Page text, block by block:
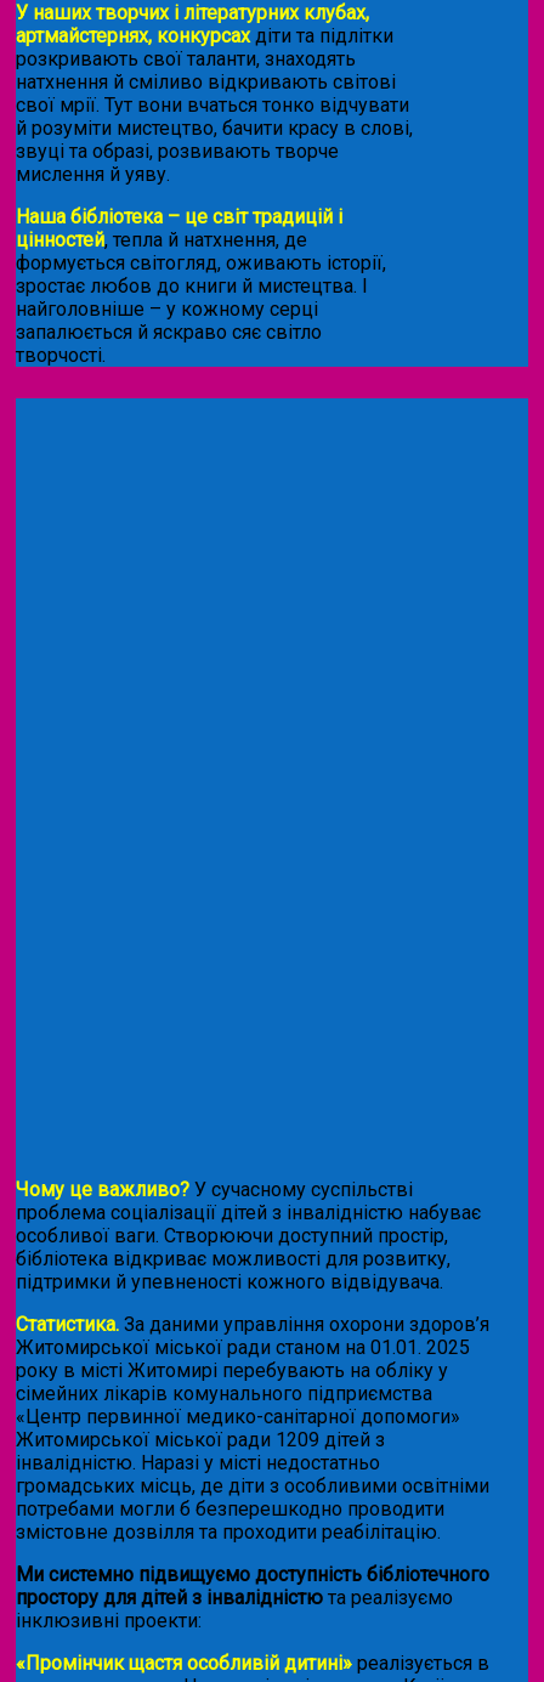
У наших творчих і літературних клубах,
артмайстернях, конкурсахдіти та підлітки
розкривають свої таланти, знаходять
натхнення й сміливо відкривають світові
свої мрії. Тут вони вчаться тонко відчувати
й розуміти мистецтво, бачити красу в слові,
звуці та образі, розвивають творче
мислення й уяву.
Наша бібліотека – це світ традицій і
цінностей, тепла й натхнення, де
формується світогляд, оживають історії,
зростає любов до книги й мистецтва. І
найголовніше – у кожному серці
запалюється й яскраво сяє світло
творчості.
Чому це важливо? У сучасному суспільстві
проблема соціалізації дітей з інвалідністю набуває
особливої ваги. Створюючи доступний простір,
бібліотека відкриває можливості для розвитку,
підтримки й упевненості кожного відвідувача.
Статистика. За даними управління охорони здоров’я
Житомирської міської ради станом на 01.01. 2025
року в місті Житомирі перебувають на обліку у
сімейних лікарів комунального підприємства
«Центр первинної медико-санітарної допомоги»
Житомирської міської ради 1209 дітей з
інвалідністю. Наразі у місті недостатньо
громадських місць, де діти з особливими освітніми
потребами могли б безперешкодно проводити
змістовне дозвілля та проходити реабілітацію.
Ми системно підвищуємо доступність бібліотечного
простору для дітей з інвалідністю та реалізуємо
інклюзивні проекти:
«Промінчик щастя особливій дитині» реалізується в